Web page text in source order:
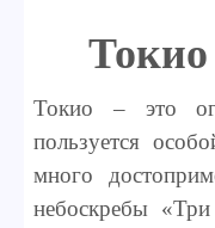
Токио
Токио – это
пользуется
много
небоскребы